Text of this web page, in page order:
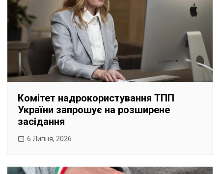
Комітет надрокористування ТПП
України запрошує на розширене
засідання
6 Липня, 2026